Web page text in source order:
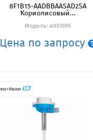
8F1B15-AADBBAASAD2SA
Кориолисовый...
Модель: a051695
Цена по запросу